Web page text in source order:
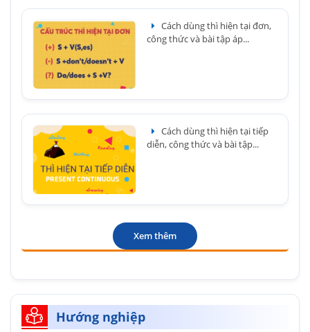
Cách dùng thì hiện tại đơn,
công thức và bài tập áp...
Cách dùng thì hiện tại tiếp
diễn, công thức và bài tập...
Xem thêm
Hướng nghiệp